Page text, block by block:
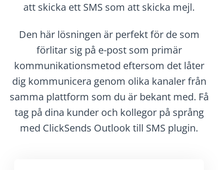
att skicka ett SMS som att skicka mejl.
Den här lösningen är perfekt för de som
förlitar sig på e-post som primär
kommunikationsmetod eftersom det låter
dig kommunicera genom olika kanaler från
samma plattform som du är bekant med. Få
tag på dina kunder och kollegor på språng
med ClickSends Outlook till SMS plugin.